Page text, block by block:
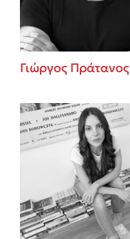
Γιώργος Πράτανος